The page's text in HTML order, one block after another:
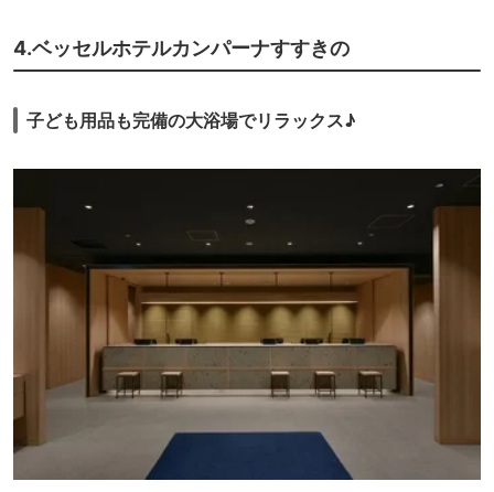
4.ベッセルホテルカンパーナすすきの
子ども用品も完備の大浴場でリラックス♪